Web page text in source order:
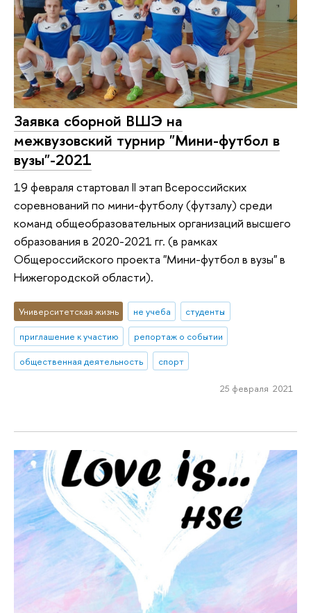
Заявка сборной ВШЭ на
межвузовский турнир "Мини-футбол в
вузы"-2021
19 февраля стартовал II этап Всероссийских
соревнований по мини-футболу (футзалу) среди
команд общеобразовательных организаций высшего
образования в 2020-2021 гг. (в рамках
Общероссийского проекта "Мини-футбол в вузы" в
Нижегородской области).
Университетская жизнь не учеба
студенты
приглашение к участию
репортаж о событии
общественная деятельность
спорт
25 февраля 2021